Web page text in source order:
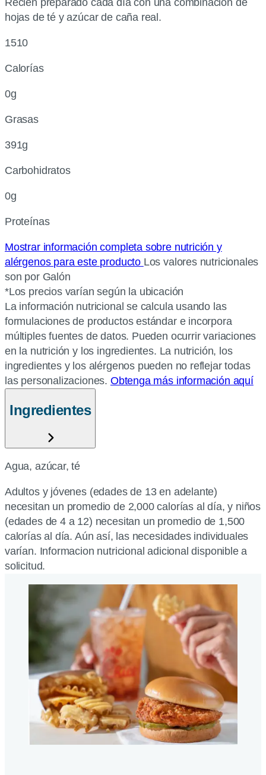
Recién preparado cada día con una combinación de
hojas de té y azúcar de caña real.
1510
Calorías
0g
Grasas
391g
Carbohidratos
0g
Proteínas
Mostrar información completa sobre nutrición y
alérgenos para este producto Los valores nutricionales
son por Galón
*Los precios varían según la ubicación
La información nutricional se calcula usando las
formulaciones de productos estándar e incorpora
múltiples fuentes de datos. Pueden ocurrir variaciones
en la nutrición y los ingredientes. La nutrición, los
ingredientes y los alérgenos pueden no reflejar todas
las personalizaciones. Obtenga más información aquí
Ingredientes
Agua, azúcar, té
Adultos y jóvenes (edades de 13 en adelante)
necesitan un promedio de 2,000 calorías al día, y niños
(edades de 4 a 12) necesitan un promedio de 1,500
calorías al día. Aún así, las necesidades individuales
varían. Informacion nutricional adicional disponible a
solicitud.